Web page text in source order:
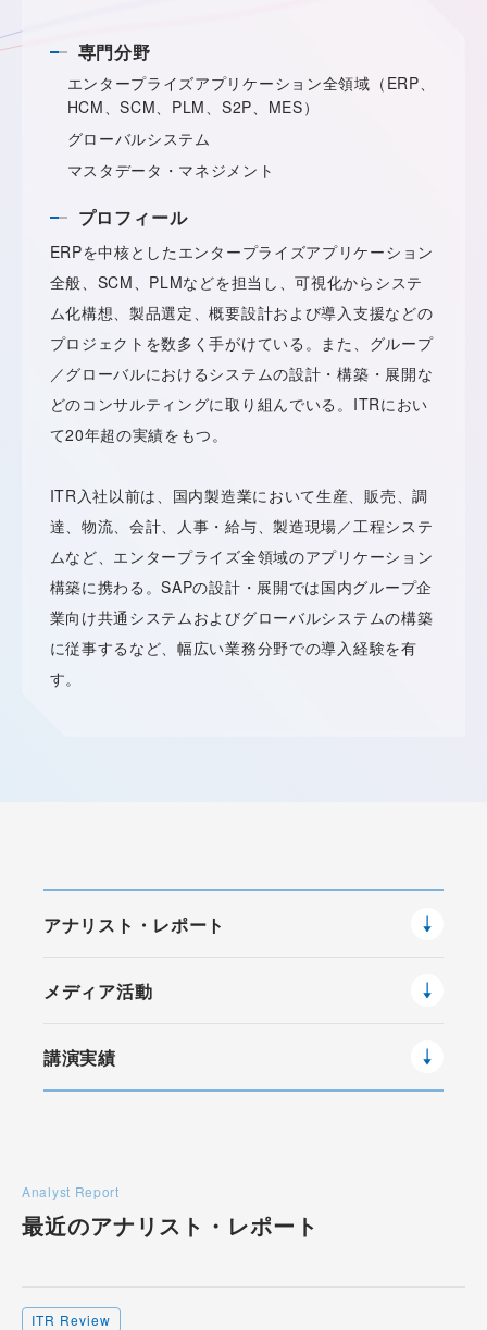
専門分野
エンタープライズアプリケーション全領域（ERP、
HCM、SCM、PLM、S2P、MES）
グローバルシステム
マスタデータ・マネジメント
プロフィール
ERPを中核としたエンタープライズアプリケーション
全般、SCM、PLMなどを担当し、可視化からシステ
ム化構想、製品選定、概要設計および導入支援などの
プロジェクトを数多く手がけている。また、グループ
／グローバルにおけるシステムの設計・構築・展開な
どのコンサルティングに取り組んでいる。ITRにおい
て20年超の実績をもつ。
ITR入社以前は、国内製造業において生産、販売、調
達、物流、会計、人事・給与、製造現場／工程システ
ムなど、エンタープライズ全領域のアプリケーション
構築に携わる。SAPの設計・展開では国内グループ企
業向け共通システムおよびグローバルシステムの構築
に従事するなど、幅広い業務分野での導入経験を有
す。
アナリスト・レポート
メディア活動
講演実績
Analyst Report
最近のアナリスト・ レポート
ITR Review